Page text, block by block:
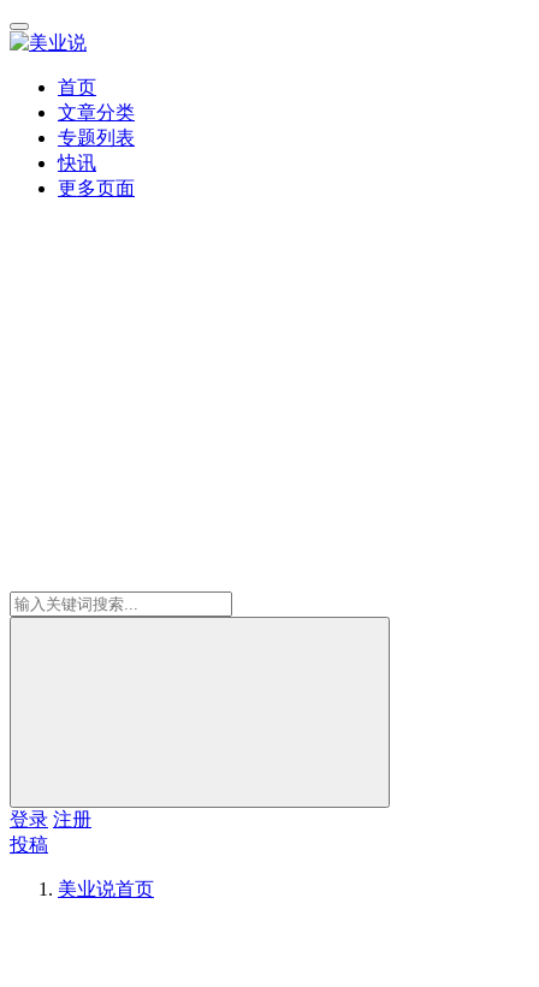
首页
文章分类
专题列表
快讯
更多页面
登录 注册
投稿
美业说首页